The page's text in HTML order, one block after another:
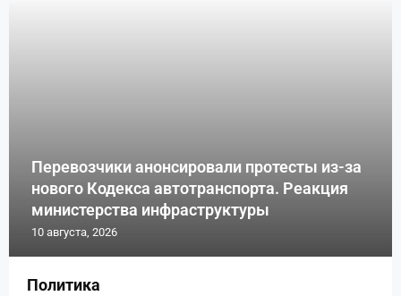
Перевозчики анонсировали протесты из-за
нового Кодекса автотранспорта. Реакция
министерства инфраструктуры
10 августа, 2026
Политика